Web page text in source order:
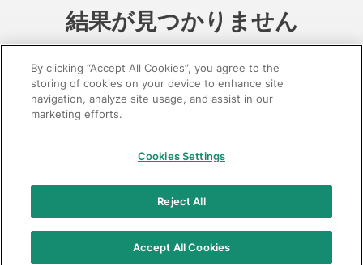
結果が見つかりません
GC：特定商取引法に基づく表記
無断転載禁止
当サイトの利用条件
個人情報保護方針
クッキーポリシー
透明性に関する指針
クアラルンプール原則対応方針
By clicking “Accept All Cookies”, you agree to the
storing of cookies on your device to enhance site
navigation, analyze site usage, and assist in our
marketing efforts.
Cookies Settings
Reject All
Accept All Cookies